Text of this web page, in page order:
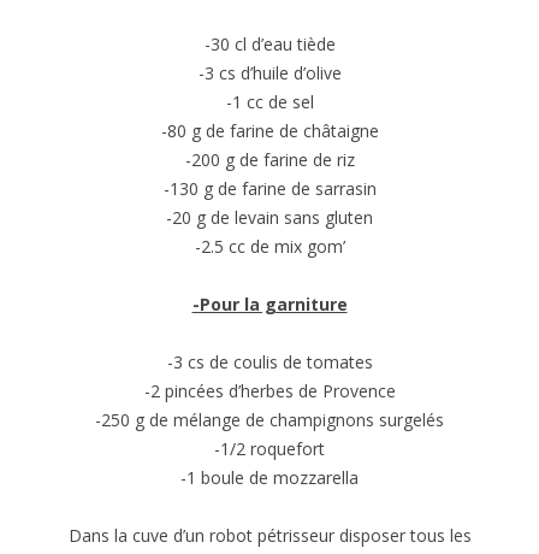
-30 cl d’eau tiède
-3 cs d’huile d’olive
-1 cc de sel
-80 g de farine de châtaigne
-200 g de farine de riz
-130 g de farine de sarrasin
-20 g de levain sans gluten
-2.5 cc de mix gom’
-Pour la garniture
-3 cs de coulis de tomates
-2 pincées d’herbes de Provence
-250 g de mélange de champignons surgelés
-1/2 roquefort
-1 boule de mozzarella
Dans la cuve d’un robot pétrisseur disposer tous les